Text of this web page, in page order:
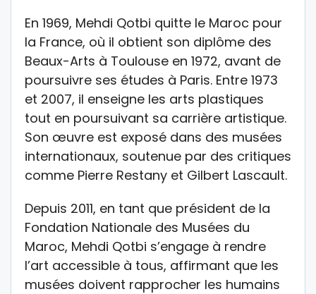
En 1969, Mehdi Qotbi quitte le Maroc pour
la France, où il obtient son diplôme des
Beaux-Arts à Toulouse en 1972, avant de
poursuivre ses études à Paris. Entre 1973
et 2007, il enseigne les arts plastiques
tout en poursuivant sa carrière artistique.
Son œuvre est exposé dans des musées
internationaux, soutenue par des critiques
comme Pierre Restany et Gilbert Lascault.
Depuis 2011, en tant que président de la
Fondation Nationale des Musées du
Maroc, Mehdi Qotbi s’engage à rendre
l’art accessible à tous, affirmant que les
musées doivent rapprocher les humains